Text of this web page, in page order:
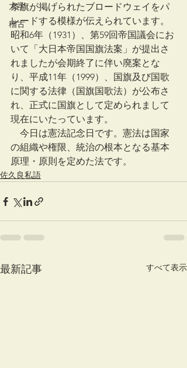
大学
稽古
条旗が掲げられたブロードウェイをパ
レードする模様が伝えられています。
昭和6年（1931）、第59回帝国議会にお
いて「大日本帝国国旗法案」が提出さ
れましたが会期終了に伴い廃案とな
り、平成11年（1999）、国旗及び国歌
に関する法律（国旗国歌法）が公布さ
れ、正式に国旗として定められまして
現在にいたっています。
今日は憲法記念日です。憲法は国家
の組織や権限、統治の根本となる基本
原理・原則を定めた法です。
佐久良私語
最新記事 すべて表示